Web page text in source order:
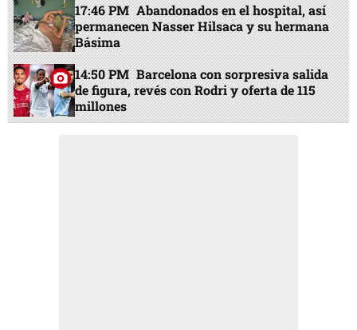
17:46 PM Abandonados en el hospital, así
permanecen Nasser Hilsaca y su hermana
Básima
14:50 PM Barcelona con sorpresiva salida
de figura, revés con Rodri y oferta de 115
millones